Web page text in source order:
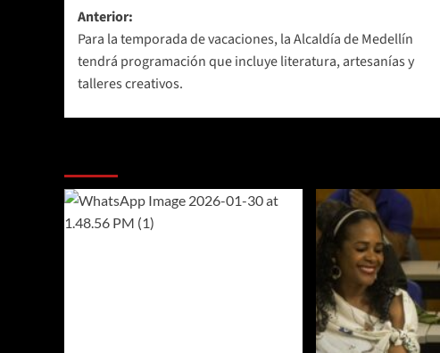
Navegación
de
entradas
Anterior:
Para la temporada de vacaciones, la Alcaldía de Medellín
tendrá programación que incluye literatura, artesanías y
talleres creativos.